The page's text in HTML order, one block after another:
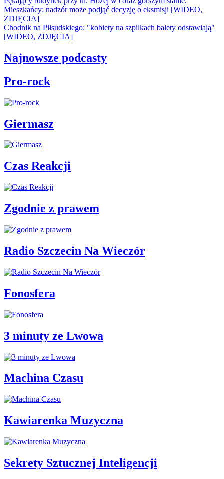
Mieszkańcy: nadzór może podjąć decyzję o eksmisji [WIDEO,
ZDJĘCIA]
Chodnik na Piłsudskiego: "kobiety na szpilkach balety odstawiają"
[WIDEO, ZDJĘCIA]
Najnowsze podcasty
Pro-rock
Giermasz
Czas Reakcji
Zgodnie z prawem
Radio Szczecin Na Wieczór
Fonosfera
3 minuty ze Lwowa
Machina Czasu
Kawiarenka Muzyczna
Sekrety Sztucznej Inteligencji